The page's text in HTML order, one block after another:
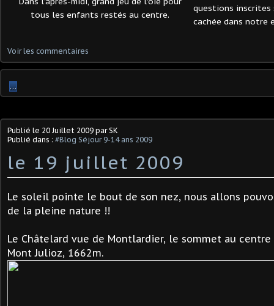
tous les enfants restés au centre.
questions
cachée dans notre
Voir les commentaires
…
Publié le 20 Juillet 2009 par SK
Publié dans : #Blog Séjour 9-14 ans 2009
le 19 juillet 2009
Le soleil pointe le bout de son nez, nous allons
de la pleine nature !!
Le Châtelard vue de Montlardier, le sommet au
Mont Julioz, 1662m.